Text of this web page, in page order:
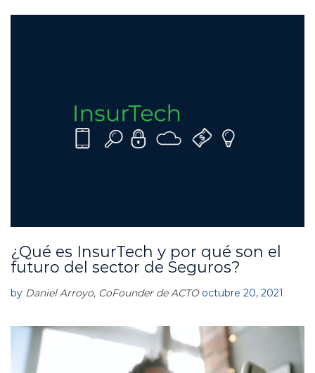
A
C
T
¿Qué es InsurTech y por qué son el
futuro del sector de Seguros?
by Daniel Arroyo, CoFounder de ACTO octubre 20, 2021